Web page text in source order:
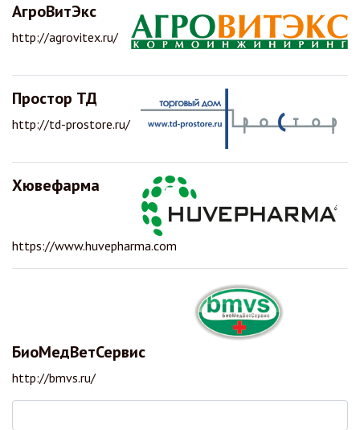
АгроВитЭкс
http://agrovitex.ru/
Простор ТД
http://td-prostore.ru/
Хювефарма
https://www.huvepharma.com
БиоМедВетСервис
http://bmvs.ru/